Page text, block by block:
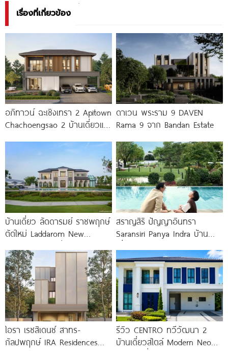
เรื่องที่เกี่ยวข้อง
อภิทาวน์ ฉะเชิงเทรา 2 Apitown
Chachoengsao 2 บ้านเดี่ยวและ
ดาเวน พระราม 9 DAVEN
Rama 9 จาก Bandan Estate
บ้านเดี่ยว ลัดดารมย์ ราชพฤกษ์
ตัดใหม่ Laddarom New
สราญสิริ ปัญญาอินทรา
Saransiri Panya Indra บ้าน
รร.สาธิตพัฒนา
ไอรา เรซสิเดนซ์ สาทร-
กัลปพฤกษ์ IRA Residences
รีวิว CENTRO ทวีวัฒนา 2
บ้านเดี่ยวสไตล์ Modern Neo